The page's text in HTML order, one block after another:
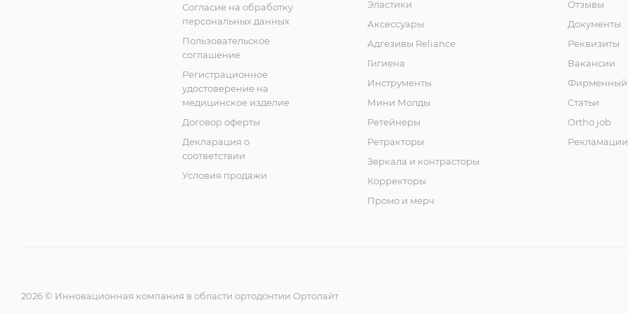
Согласие на обработку
персональных данных
Пользовательское
соглашение
Регистрационное
удостоверение на
медицинское изделие
Договор оферты
Декларация о
соответствии
Условия продажи
Эластики
Аксессуары
Адгезивы Reliance
Гигиена
Инструменты
Мини Молды
Ретейнеры
Ретракторы
Зеркала и контраcторы
Корректоры
Промо и мерч
Отзывы
Документы
Реквизиты
Вакансии
Фирменный
Статьи
Ortho job
Рекламации
2026 © Инновационная компания в области ортодонтии Ортолайт